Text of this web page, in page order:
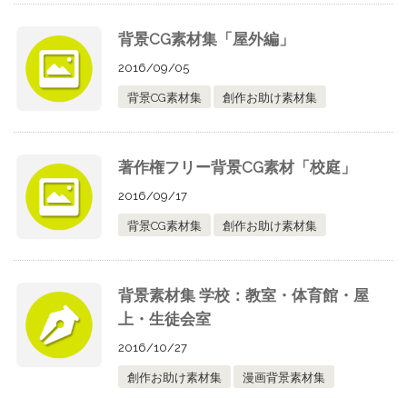
背景CG素材集「屋外編」
2016/09/05
背景CG素材集 創作お助け素材集
著作権フリー背景CG素材「校庭」
2016/09/17
背景CG素材集 創作お助け素材集
背景素材集 学校：教室・体育館・屋
上・生徒会室
2016/10/27
創作お助け素材集 漫画背景素材集